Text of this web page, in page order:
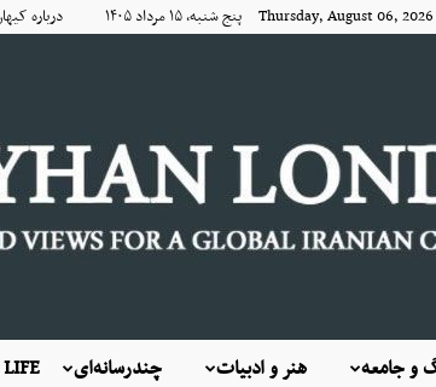
Thursday, August 06, 2026 پنج شنبه, ۱۵ مرداد ۱۴۰۵ درباره
چندرسانه‌ای هنر و ادبیات و جامعه